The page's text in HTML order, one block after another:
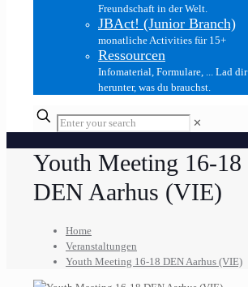
Freundschaft in der Welt.
JBAct! (Junior Branch)
monatliche Activities für 15+
Ressourcen
Infomaterial, Formulare, ... Lad dir
herunter, was du brauchst.
✕
Youth Meeting 16-18
DEN Aarhus (VIE)
Home
Veranstaltungen
Youth Meeting 16-18 DEN Aarhus (VIE)